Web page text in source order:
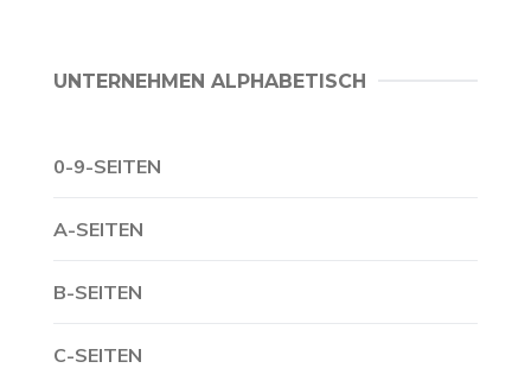
UNTERNEHMEN ALPHABETISCH
0-9-SEITEN
A-SEITEN
B-SEITEN
C-SEITEN